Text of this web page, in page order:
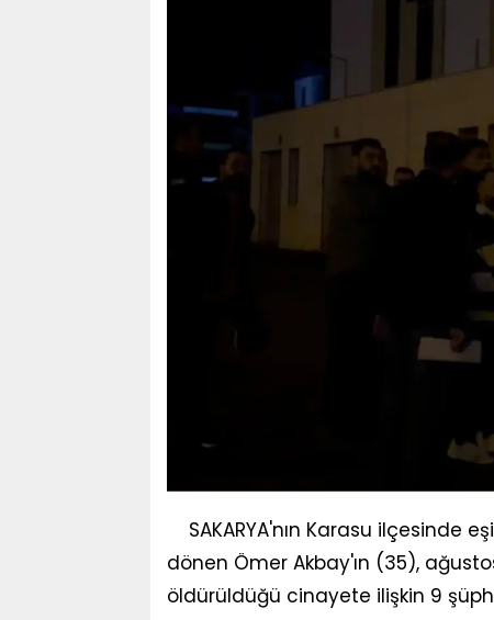
SAKARYA'nın Karasu ilçesinde
dönen Ömer Akbay'ın (35),
öldürüldüğü cinayete ilişkin 9